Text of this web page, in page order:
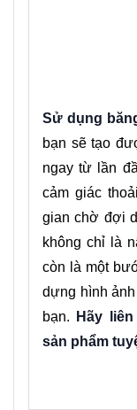
Sử dụng
bạn sẽ tạo
ngay từ lần
cảm giác
gian chờ đợi
không chỉ là
còn là một
dựng hình
bạn.
Hãy
sản phẩm